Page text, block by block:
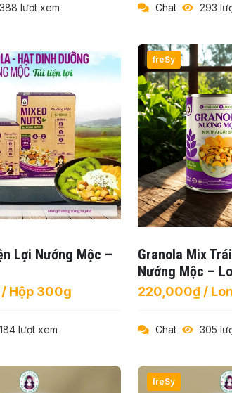
388 lượt xem Chat 293
Lợi Nướng Mộc –
Hộp 300g
184 lượt xem
freSy
Granola Mix
Nướng Mộc –
220,000₫ /
Chat 305
freSy